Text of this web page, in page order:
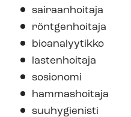
sairaanhoitaja
röntgenhoitaja
bioanalyytikko
lastenhoitaja
sosionomi
hammashoitaja
suuhygienisti